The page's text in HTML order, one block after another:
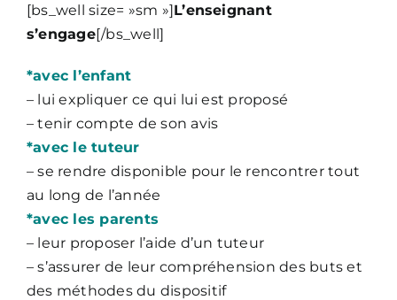
[bs_well size= »sm »]L’enseignant
s’engage[/bs_well]
*avec l’enfant
– lui expliquer ce qui lui est proposé
– tenir compte de son avis
*avec le tuteur
– se rendre disponible pour le rencontrer tout
au long de l’année
*avec les parents
– leur proposer l’aide d’un tuteur
– s’assurer de leur compréhension des buts et
des méthodes du dispositif